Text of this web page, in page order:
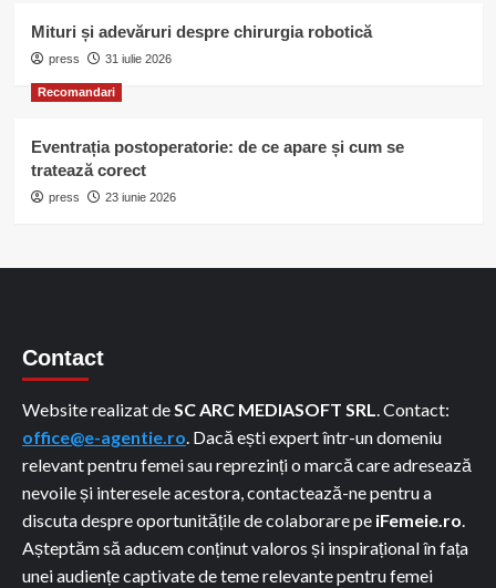
Mituri și adevăruri despre chirurgia robotică
press 31 iulie 2026
Recomandari
Eventrația postoperatorie: de ce apare și cum se
tratează corect
press 23 iunie 2026
Contact
Website realizat deSC ARC MEDIASOFT SRL. Contact:
office@e-agentie.ro. Dacă ești expert într-un domeniu
relevant pentru femei sau reprezinți o marcă care adresează
nevoile și interesele acestora, contactează-ne pentru a
discuta despre oportunitățile de colaborare pe iFemeie.ro.
Așteptăm să aducem conținut valoros și inspirațional în fața
unei audiențe captivate de teme relevante pentru femei